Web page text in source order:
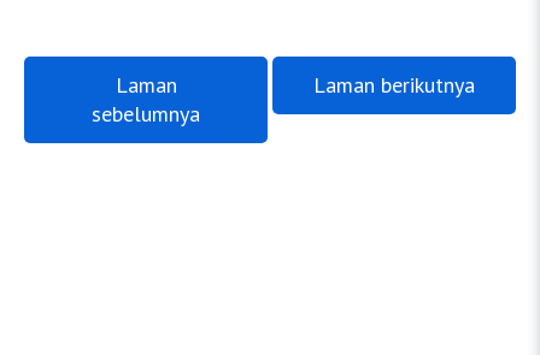
Laman
sebelumnya
Laman berikutnya